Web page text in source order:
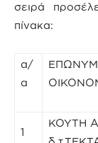
σειρά
πίνακα:
α/
α
1
ΚΟΥΤΗ